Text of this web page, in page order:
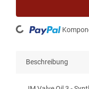
Loading...
Beschreibung